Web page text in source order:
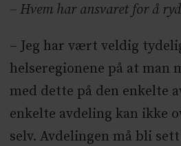
– Hvem har ansvaret for å
– Jeg har vært veldig
helseregionene på at man
med dette på den enkelte
enkelte avdeling kan ikke
selv. Avdelingen må bli